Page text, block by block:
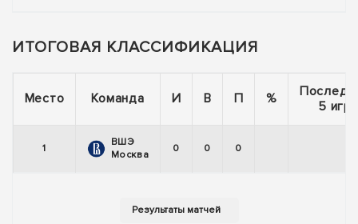
ИТОГОВАЯ КЛАССИФИКАЦИЯ
Место Команда И В П %
5 игр
1
ВШЭ
Москва
0 0 0